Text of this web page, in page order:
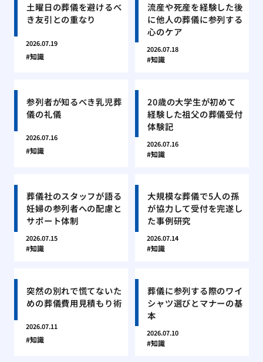
土曜日の葬儀を避けるべ
き友引との重なり
2026.07.19
知識
流産や死産を経験した後
に他人の葬儀に参列する
心のケア
2026.07.18
知識
参列者が知るべき乳児葬
儀の礼儀
2026.07.16
知識
20歳の大学生が初めて
経験した祖父の葬儀受付
体験記
2026.07.16
知識
葬儀社のスタッフが語る
妊婦の参列者への配慮と
サポート体制
2026.07.15
知識
大規模な葬儀で5人の孫
が協力して受付を完遂し
た事例研究
2026.07.14
知識
突然の別れで慌てないた
めの葬儀費用見積もり術
2026.07.11
知識
葬儀に参列する際のワイ
シャツ選びとマナーの基
本
2026.07.10
知識